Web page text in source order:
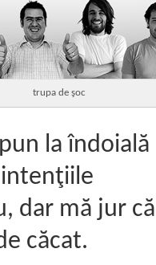
trupa de şoc
la îndoială
dar mă jur că
căcat.